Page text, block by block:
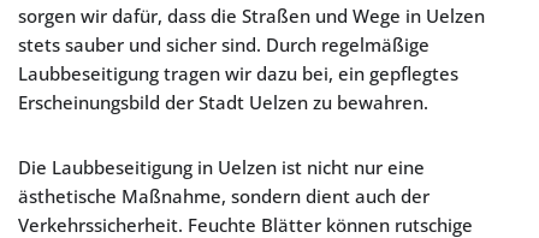
sorgen wir dafür, dass die Straßen und Wege in Uelzen
stets sauber und sicher sind. Durch regelmäßige
Laubbeseitigung tragen wir dazu bei, ein gepflegtes
Erscheinungsbild der Stadt Uelzen zu bewahren.
Die Laubbeseitigung in Uelzen ist nicht nur eine
ästhetische Maßnahme, sondern dient auch der
Verkehrssicherheit. Feuchte Blätter können rutschige